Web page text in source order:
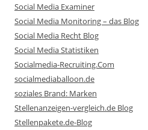
Social Media Examiner
Social Media Monitoring – das Blog
Social Media Recht Blog
Social Media Statistiken
Socialmedia-Recruiting.Com
socialmediaballoon.de
soziales Brand: Marken
Stellenanzeigen-vergleich.de Blog
Stellenpakete.de-Blog